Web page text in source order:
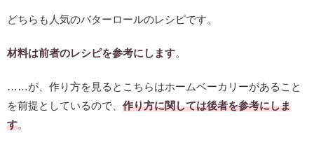
どちらも人気のバターロールのレシピです。
材料は前者のレシピを参考にします。
……が、作り方を見るとこちらはホームベーカリーがあること
を前提としているので、 作り方に関しては後者を参考にしま
す。